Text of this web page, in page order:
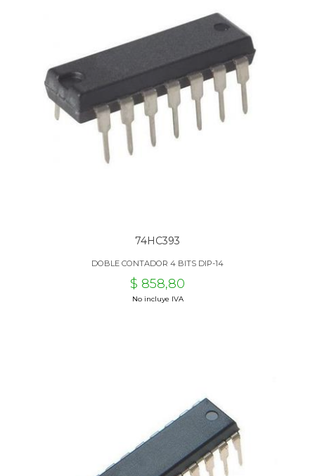
74HC393
DOBLE CONTADOR 4 BITS DIP-14
$ 858,80
No incluye IVA